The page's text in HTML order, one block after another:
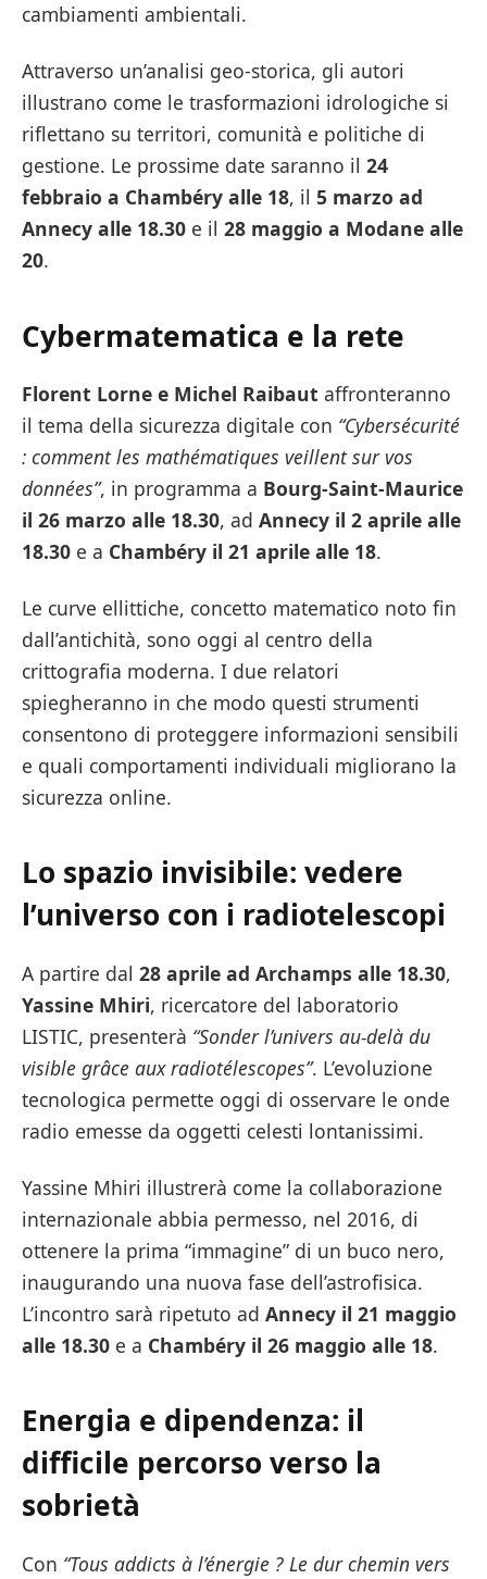
cambiamenti ambientali.
Attraverso un’analisi geo-storica, gli autori
illustrano come le trasformazioni idrologiche si
riflettano su territori, comunità e politiche di
gestione. Le prossime date saranno il 24
febbraio a Chambéry alle 18, il 5 marzo ad
Annecy alle 18.30 e il 28 maggio a Modane alle
20.
Cybermatematica e la rete
Florent Lorne e Michel Raibaut affronteranno
il tema della sicurezza digitale con “Cybersécurité
: comment les mathématiques veillent sur vos
données”, in programma a Bourg-Saint-Maurice
il 26 marzo alle 18.30, ad Annecy il 2 aprile alle
18.30 e a Chambéry il 21 aprile alle 18.
Le curve ellittiche, concetto matematico noto fin
dall’antichità, sono oggi al centro della
crittografia moderna. I due relatori
spiegheranno in che modo questi strumenti
consentono di proteggere informazioni sensibili
e quali comportamenti individuali migliorano la
sicurezza online.
Lo spazio invisibile: vedere
l’universo con i radiotelescopi
A partire dal 28 aprile ad Archamps alle 18.30,
Yassine Mhiri, ricercatore del laboratorio
LISTIC, presenterà “Sonder l’univers au-delà du
visible grâce aux radiotélescopes”. L’evoluzione
tecnologica permette oggi di osservare le onde
radio emesse da oggetti celesti lontanissimi.
Yassine Mhiri illustrerà come la collaborazione
internazionale abbia permesso, nel 2016, di
ottenere la prima “immagine” di un buco nero,
inaugurando una nuova fase dell’astrofisica.
L’incontro sarà ripetuto ad Annecy il 21 maggio
alle 18.30 e a Chambéry il 26 maggio alle 18.
Energia e dipendenza: il
difficile percorso verso la
sobrietà
Con “Tous addicts à l’énergie ? Le dur chemin vers